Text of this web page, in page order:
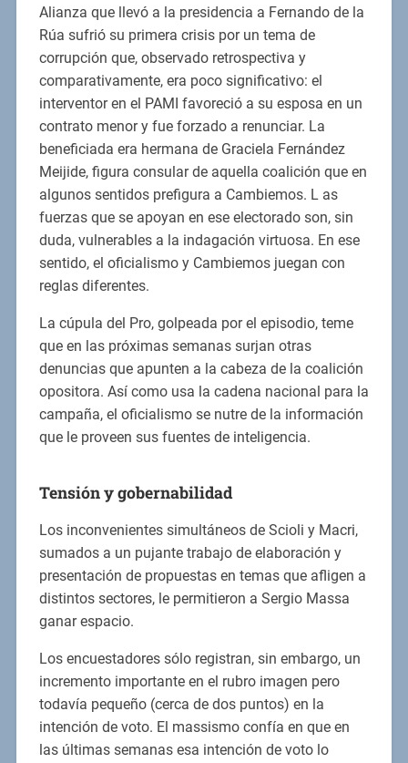
Alianza que llevó a la presidencia a Fernando de la
Rúa sufrió su primera crisis por un tema de
corrupción que, observado retrospectiva y
comparativamente, era poco significativo: el
interventor en el PAMI favoreció a su esposa en un
contrato menor y fue forzado a renunciar. La
beneficiada era hermana de Graciela Fernández
Meijide, figura consular de aquella coalición que en
algunos sentidos prefigura a Cambiemos. L as
fuerzas que se apoyan en ese electorado son, sin
duda, vulnerables a la indagación virtuosa. En ese
sentido, el oficialismo y Cambiemos juegan con
reglas diferentes.
La cúpula del Pro, golpeada por el episodio, teme
que en las próximas semanas surjan otras
denuncias que apunten a la cabeza de la coalición
opositora. Así como usa la cadena nacional para la
campaña, el oficialismo se nutre de la información
que le proveen sus fuentes de inteligencia.
Tensión y gobernabilidad
Los inconvenientes simultáneos de Scioli y Macri,
sumados a un pujante trabajo de elaboración y
presentación de propuestas en temas que afligen a
distintos sectores, le permitieron a Sergio Massa
ganar espacio.
Los encuestadores sólo registran, sin embargo, un
incremento importante en el rubro imagen pero
todavía pequeño (cerca de dos puntos) en la
intención de voto. El massismo confía en que en
las últimas semanas esa intención de voto lo